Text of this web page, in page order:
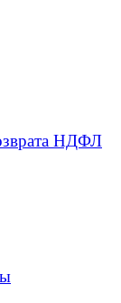
НДФЛ